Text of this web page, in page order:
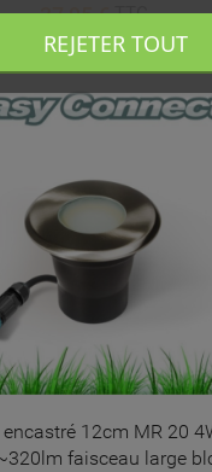
37,95 €TTC
encastré 12cm MR 20
faisceau large
WISHLISTS
UNE LISTE
DE LA LISTE D'ENVIES
REJETER TOUT